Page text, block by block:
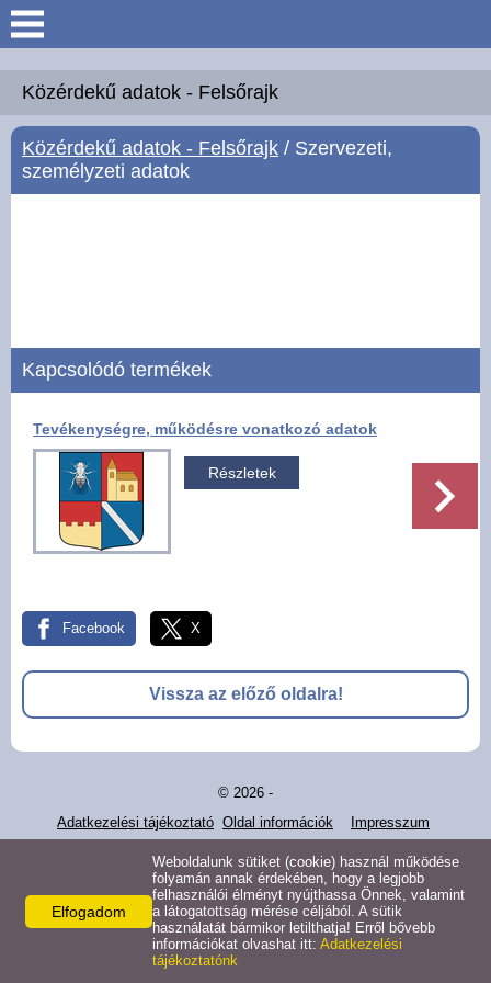
Keresés
Köszöntő
Hírek
Közérdekű adatok -
Galéria
Pályázatok
Alsórajk
EFOP-1.5.2-16-2017-00008
Közérdekű adatok - Felsőrajk
Közérdekű adatok - Felsőrajk / Szervezeti,
személyzeti adatok
Kapcsolódó termékek
Tevékenységre, működésre vonatkozó adatok
Részletek
Facebook X
Vissza az előző oldalra!
© 2026 -
Adatkezelési tájékoztató Oldal információk Impresszum
Elfogadom
Weboldalunk sütiket (cookie) használ működése
folyamán annak érdekében, hogy a legjobb
felhasználói élményt nyújthassa Önnek, valamint
a látogatottság mérése céljából. A sütik
használatát bármikor letilthatja! Erről bővebb
információkat olvashat itt: Adatkezelési
tájékoztatónk